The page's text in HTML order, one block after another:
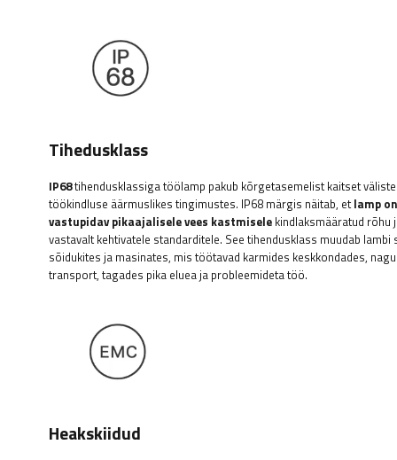
Tihedusklass
IP68tihendusklassiga töölamp pakub kõrgetasemelist kaitset
töökindluse äärmuslikes tingimustes. IP68 märgis näitab, etlamp
vastupidav pikaajalisele vees kastmisele kindlaksmääratud rõhu
vastavalt kehtivatele standarditele. See tihendusklass muudab
sõidukites ja masinates, mis töötavad karmides keskkondades,
transport, tagades pika eluea ja probleemideta töö.
Heakskiidud